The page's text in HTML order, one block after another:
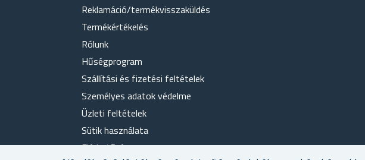
Reklamáció/termékvisszaküldés
Termékértékelés
Rólunk
Hűségprogram
Szállítási és fizetési feltételek
Személyes adatok védelme
Üzleti feltételek
Sütik használata
Elérhetőség